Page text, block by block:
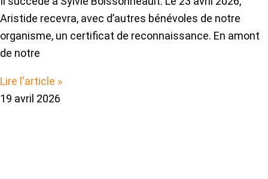
Aristide recevra, avec d’autres bénévoles de notre
organisme, un certificat de reconnaissance. En amont
de notre
Lire l'article »
19 avril 2026